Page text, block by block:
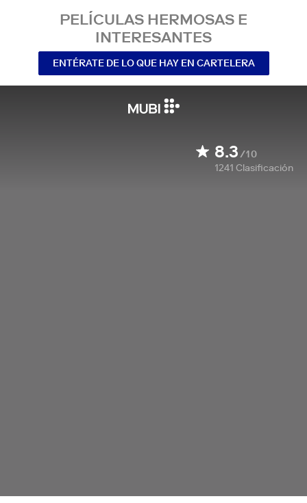
PELÍCULAS HERMOSAS E
INTERESANTES
ENTÉRATE DE LO QUE HAY EN CARTELERA
8.3/10
1241 Clasificación